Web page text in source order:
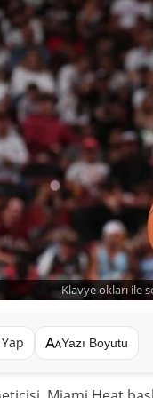
Klavye okları ile
Yazı Boyutu